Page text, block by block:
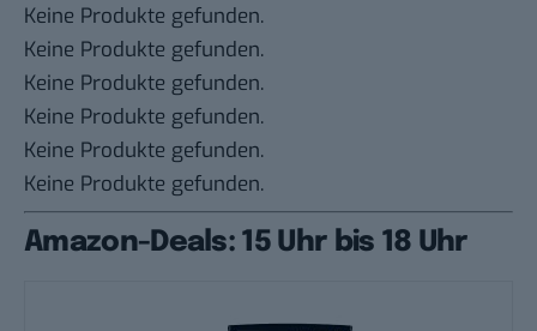
Keine Produkte gefunden.
Keine Produkte gefunden.
Keine Produkte gefunden.
Keine Produkte gefunden.
Keine Produkte gefunden.
Keine Produkte gefunden.
Amazon-Deals: 15 Uhr bis 18 Uhr